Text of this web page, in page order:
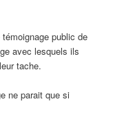
public de
avec lesquels ils
tache.
ne parait que si